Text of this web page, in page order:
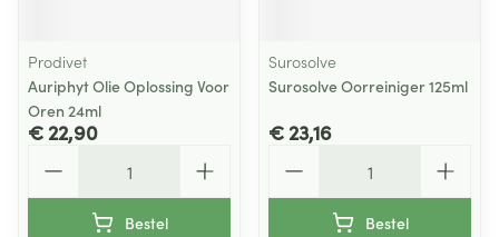
Prodivet
Auriphyt Olie Oplossing Voor
Oren 24ml
€ 22,90
Bestel
Surosolve
Surosolve Oorreiniger 125ml
€ 23,16
Bestel